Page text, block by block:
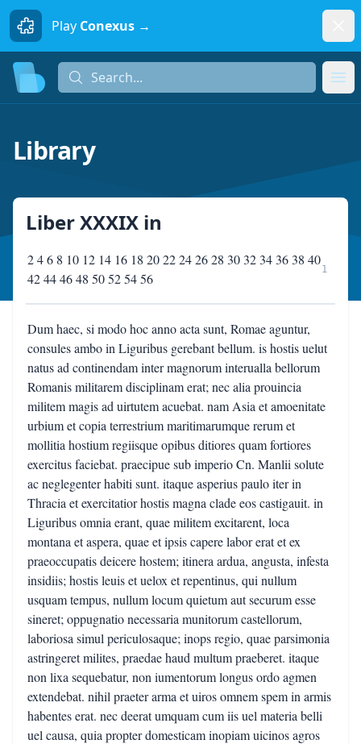
Play Conexus →
Search...
Library
Liber XXXIX in
2 4 6 8 10 12 14 16 18 20 22 24 26 28 30 32 34 36 38 40
42 44 46 48 50 52 54 56
1
Dum haec, si modo hoc anno acta sunt, Romae aguntur,
consules ambo in Liguribus gerebant bellum. is hostis uelut
natus ad continendam inter magnorum interualla bellorum
Romanis militarem disciplinam erat; nec alia prouincia
militem magis ad uirtutem acuebat. nam Asia et amoenitate
urbium et copia terrestrium maritimarumque rerum et
mollitia hostium regiisque opibus ditiores quam fortiores
exercitus faciebat. praecipue sub imperio Cn. Manlii solute
ac neglegenter habiti sunt. itaque asperius paulo iter in
Thracia et exercitatior hostis magna clade eos castigauit. in
Liguribus omnia erant, quae militem excitarent, loca
montana et aspera, quae et ipsis capere labor erat et ex
praeoccupatis deicere hostem; itinera ardua, angusta, infesta
insidiis; hostis leuis et uelox et repentinus, qui nullum
usquam tempus, nullum locum quietum aut securum esse
sineret; oppugnatio necessaria munitorum castellorum,
laboriosa simul periculosaque; inops regio, quae parsimonia
astringeret milites, praedae haud multum praeberet. itaque
non lixa sequebatur, non iumentorum longus ordo agmen
extendebat. nihil praeter arma et uiros omnem spem in armis
habentes erat. nec deerat umquam cum iis uel materia belli
uel causa, quia propter domesticam inopiam uicinos agros